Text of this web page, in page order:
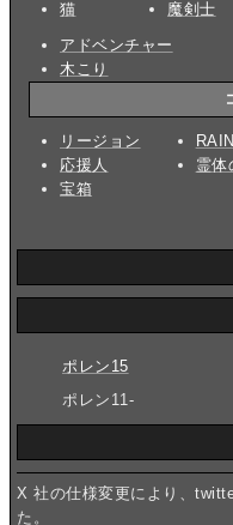
猫
魔剣士
アドベンチャー
木こり
リージョン
応援人
宝箱
霊体
ポレン15
ポレン11-
X 社の仕様変更により、
た。